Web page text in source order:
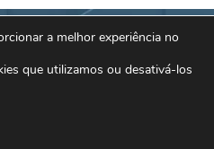
NewsSky
a melhor experiência no
que utilizamos ou desativá-los